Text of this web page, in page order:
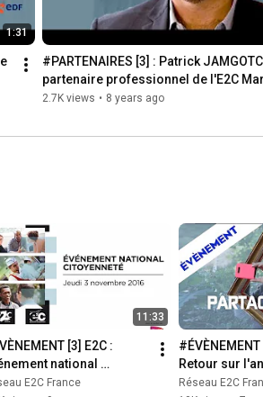
1:31
#PARTENAIRES [3] : Patrick
partenaire professionnel de l'E2C
2.7K views • 8 years ago
11:33
[3] E2C :
national
des Écoles de
E2C France
#ÉVÈNEMENT
Retour sur
des 20 ans du
Réseau E2C